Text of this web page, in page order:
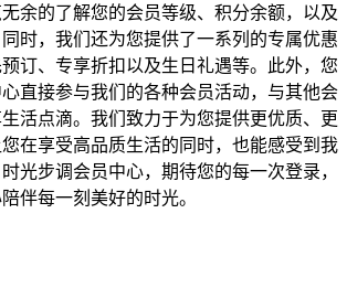
余的了解您的会员等级、积分余额，以及
时，我们还为您提供了一系列的专属优惠
订、专享折扣以及生日礼遇等。此外，您
直接参与我们的各种会员活动，与其他会
活点滴。我们致力于为您提供更优质、更
在享受高品质生活的同时，也能感受到我
光步调会员中心，期待您的每一次登录，
伴每一刻美好的时光。